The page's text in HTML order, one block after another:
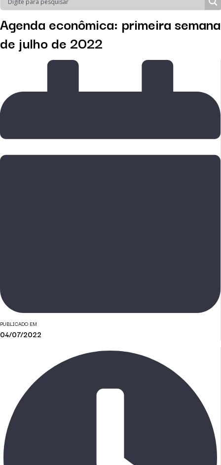
Agenda econômica: primeira semana
de julho de 2022
PUBLICADO EM
04/07/2022